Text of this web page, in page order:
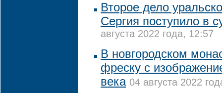
Второе дело
Сергия поступило в
августа 2022 года, 12:57
В новгородском
фреску с
века 04 августа 2022